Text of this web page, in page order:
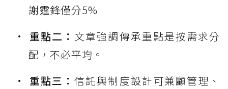
謝霆鋒僅分5%
重點二： 文章強調傳承重點是按需求分
配，不必平均。
重點三：信託與制度設計可兼顧管理、